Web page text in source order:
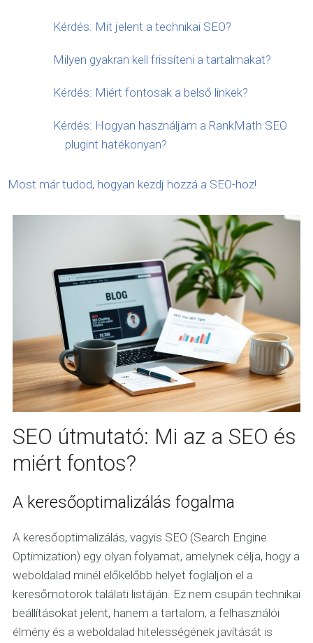
Kérdés: Mit jelent a technikai SEO?
Milyen gyakran kell frissíteni a tartalmakat?
Kérdés: Miért fontosak a belső linkek?
Kérdés: Hogyan használjam a RankMath SEO
plugint hatékonyan?
Most már tudod, hogyan kezdj hozzá a SEO-hoz!
SEO útmutató: Mi az a SEO és
miért fontos?
A keresőoptimalizálás fogalma
A keresőoptimalizálás, vagyis SEO (Search Engine
Optimization) egy olyan folyamat, amelynek célja, hogy a
weboldalad minél előkelőbb helyet foglaljon el a
keresőmotorok találati listáján. Ez nem csupán technikai
beállításokat jelent, hanem a tartalom, a felhasználói
élmény és a weboldalad hitelességének javítását is